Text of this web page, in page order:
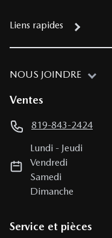
Liens rapides
NOUS JOINDRE
Ventes
819-843-2424
Lundi - Jeudi
Vendredi
Samedi
Dimanche
Service et pièces